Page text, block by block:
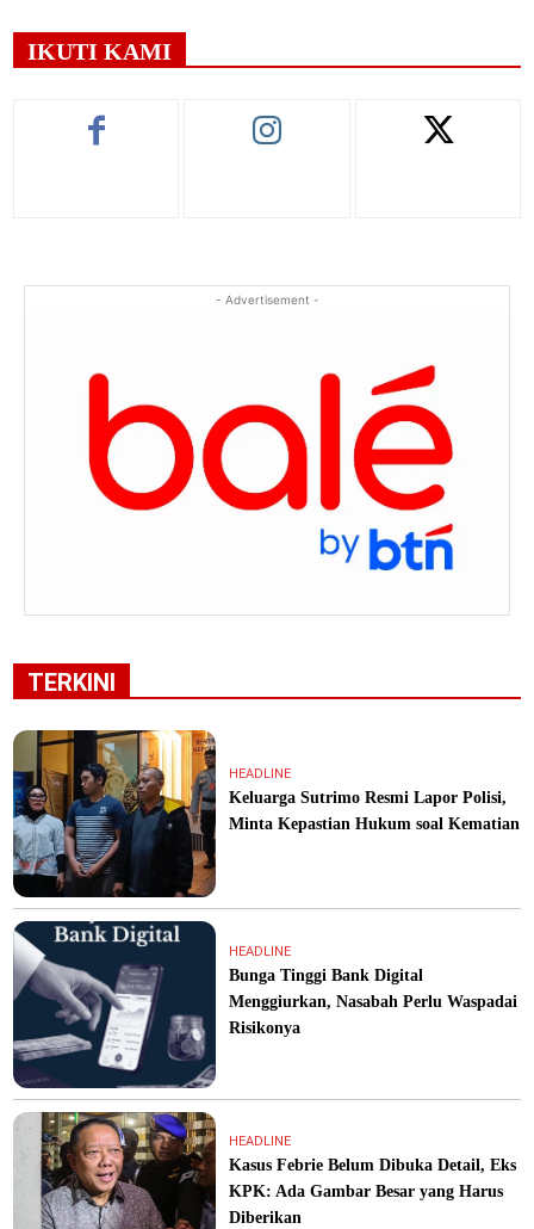
IKUTI KAMI
- Advertisement -
TERKINI
HEADLINE
Keluarga Sutrimo Resmi Lapor Polisi,
Minta Kepastian Hukum soal Kematian
HEADLINE
Bunga Tinggi Bank Digital
Menggiurkan, Nasabah Perlu Waspadai
Risikonya
HEADLINE
Kasus Febrie Belum Dibuka Detail, Eks
KPK: Ada Gambar Besar yang Harus
Diberikan